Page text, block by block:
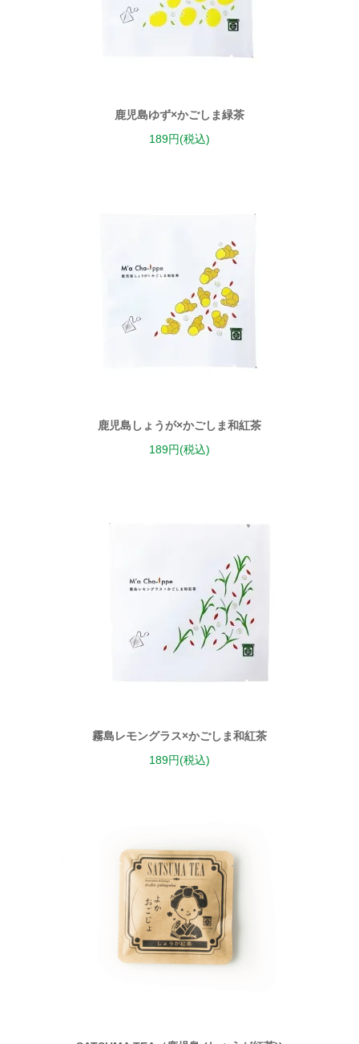
鹿児島ゆず×かごしま緑茶
189円(税込)
鹿児島しょうが×かごしま和紅茶
189円(税込)
霧島レモングラス×かごしま和紅茶
189円(税込)